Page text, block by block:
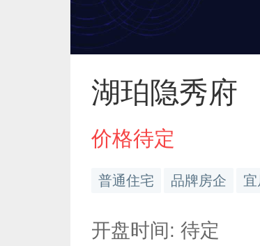
湖珀隐秀府
价格待定
普通住宅 品牌房企
开盘时间: 待定